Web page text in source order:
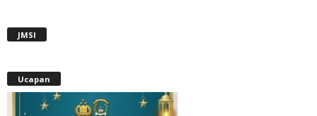
JMSI
Ucapan